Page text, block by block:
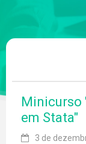
Minicurso
em Stata"
3 de